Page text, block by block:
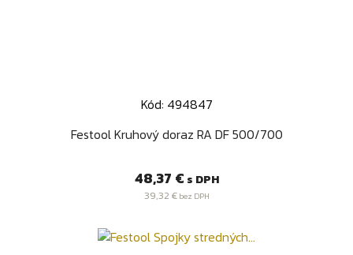
Kód: 494847
Festool Kruhový doraz RA DF 500/700
Cena
48,37 € s DPH
39,32 €bez DPH